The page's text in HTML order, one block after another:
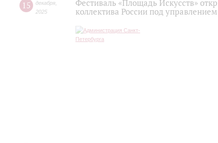
15 декабря
2025
Фестиваль «Площадь Искусств»
коллектива России под